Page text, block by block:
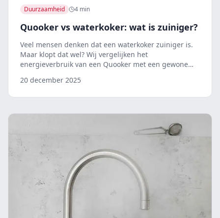
Duurzaamheid 4 min
Quooker vs waterkoker: wat is zuiniger?
Veel mensen denken dat een waterkoker zuiniger is.
Maar klopt dat wel? Wij vergelijken het
energieverbruik van een Quooker met een gewone
20 december 2025